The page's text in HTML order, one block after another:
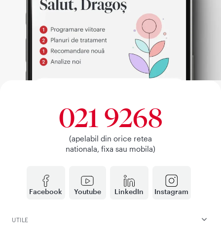
Facebook Youtube LinkedIn Instagram
021 9268
(apelabil din orice retea
nationala, fixa sau mobila)
UTILE